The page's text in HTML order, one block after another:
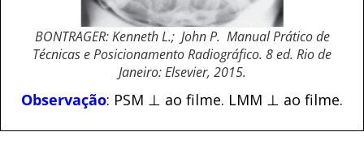
BONTRAGER: Kenneth L.; John P. Manual Prático de
Técnicas e Posicionamento Radiográfico. 8 ed. Rio de
Janeiro: Elsevier, 2015.
Observação: PSM ⊥ ao filme. LMM ⊥ ao filme.